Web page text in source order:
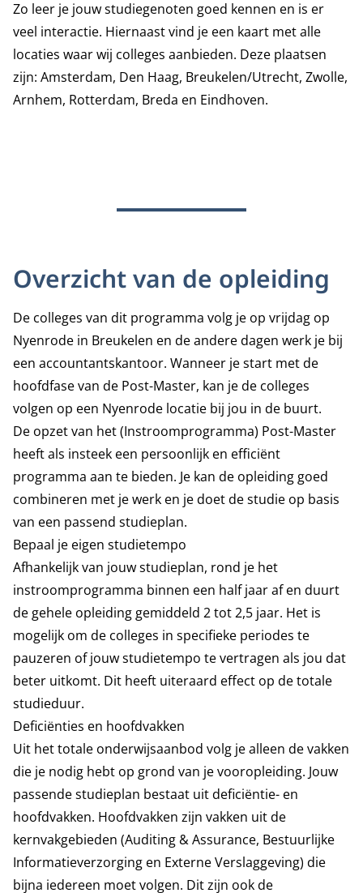
Zo leer je jouw studiegenoten goed kennen en is er
veel interactie. Hiernaast vind je een kaart met alle
locaties waar wij colleges aanbieden. Deze plaatsen
zijn: Amsterdam, Den Haag, Breukelen/Utrecht, Zwolle,
Arnhem, Rotterdam, Breda en Eindhoven.
Overzicht van de opleiding
De colleges van dit programma volg je op vrijdag op
Nyenrode in Breukelen en de andere dagen werk je bij
een accountantskantoor. Wanneer je start met de
hoofdfase van de Post-Master, kan je de colleges
volgen op een Nyenrode locatie bij jou in de buurt.
De opzet van het (Instroomprogramma) Post-Master
heeft als insteek een persoonlijk en efficiënt
programma aan te bieden. Je kan de opleiding goed
combineren met je werk en je doet de studie op basis
van een passend studieplan.
Bepaal je eigen studietempo
Afhankelijk van jouw studieplan, rond je het
instroomprogramma binnen een half jaar af en duurt
de gehele opleiding gemiddeld 2 tot 2,5 jaar. Het is
mogelijk om de colleges in specifieke periodes te
pauzeren of jouw studietempo te vertragen als jou dat
beter uitkomt. Dit heeft uiteraard effect op de totale
studieduur.
Deficiënties en hoofdvakken
Uit het totale onderwijsaanbod volg je alleen de vakken
die je nodig hebt op grond van je vooropleiding. Jouw
passende studieplan bestaat uit deficiëntie- en
hoofdvakken. Hoofdvakken zijn vakken uit de
kernvakgebieden (Auditing & Assurance, Bestuurlijke
Informatieverzorging en Externe Verslaggeving) die
bijna iedereen moet volgen. Dit zijn ook de